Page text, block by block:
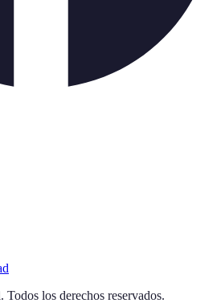
. Todos los derechos reservados.